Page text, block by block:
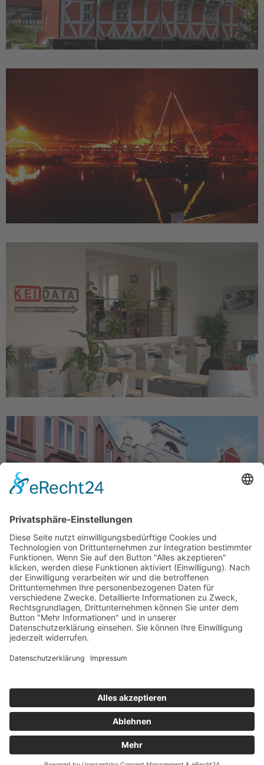
Kontakt
KEI-DATA GmbH
Tel. 03841 - 22 300 0
Fax 03841 - 22 300 15